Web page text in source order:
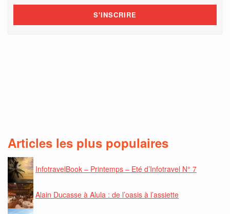
Articles les plus populaires
InfotravelBook – Printemps – Eté d’Infotravel N° 7
Alain Ducasse à Alula : de l’oasis à l’assiette